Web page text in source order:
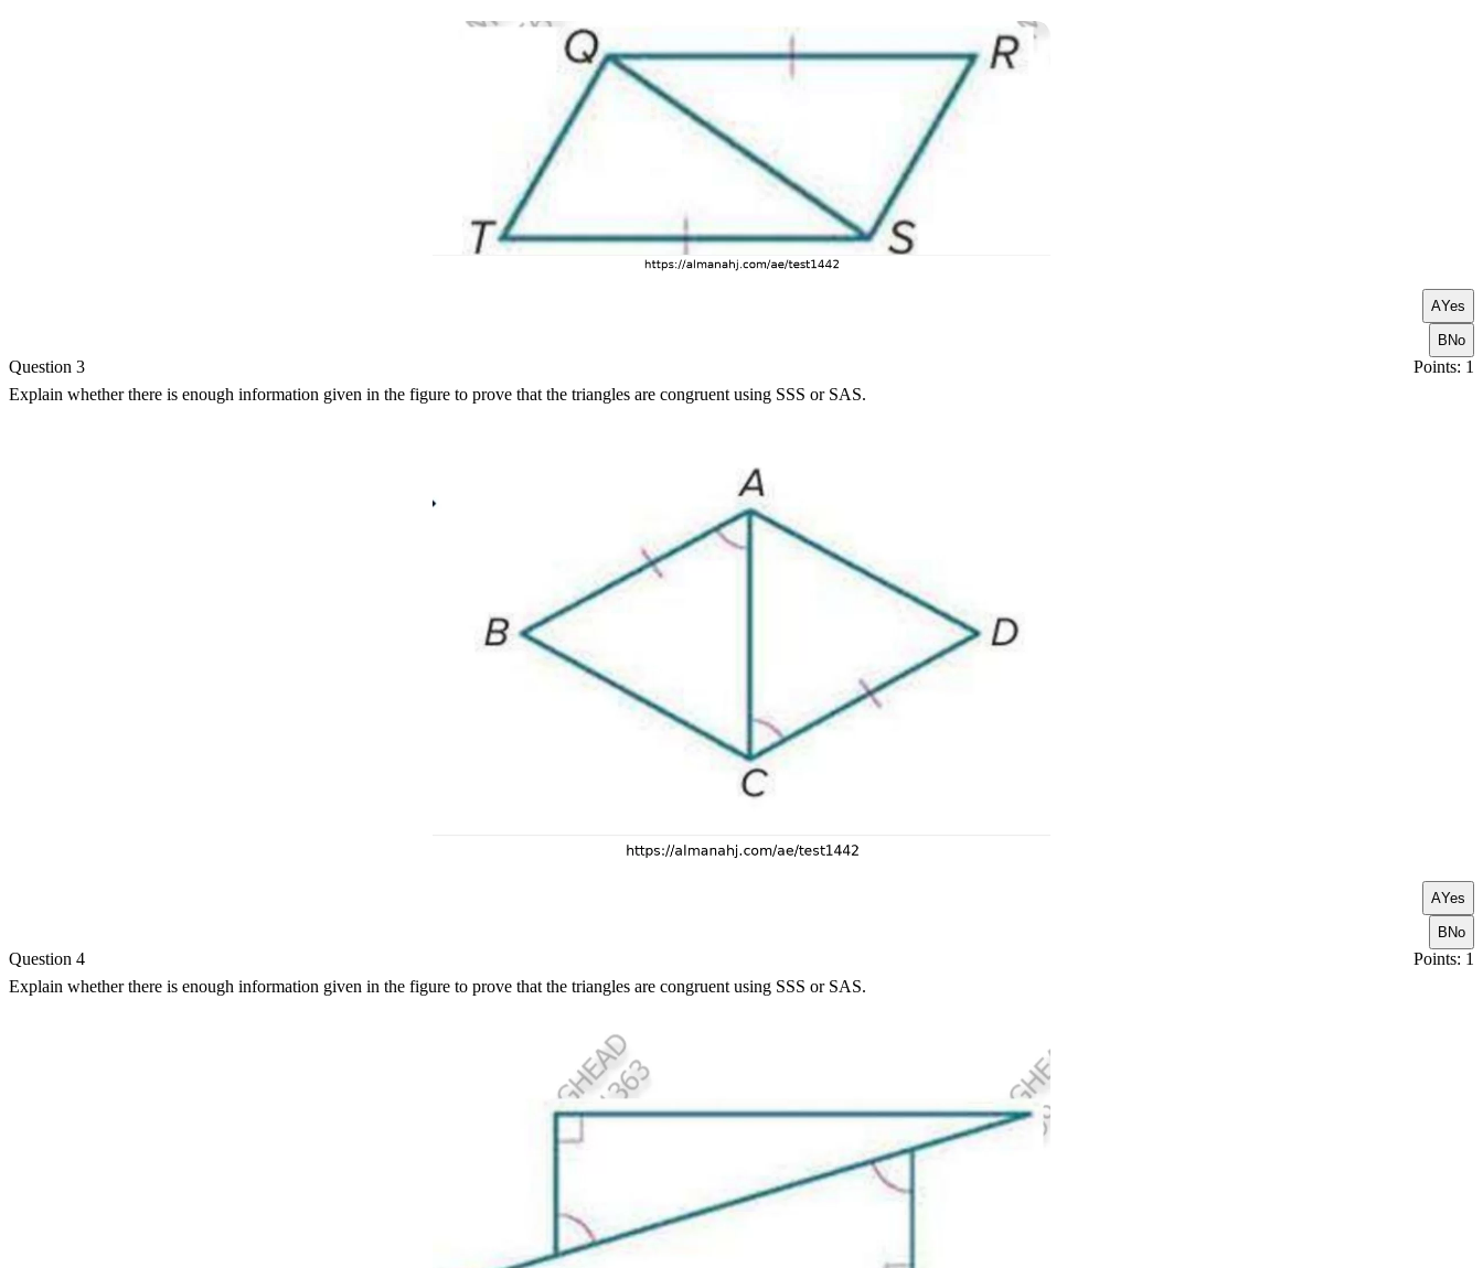
AYes
B No
Question 3
Points: 1
Explain whether there is enough information given in the figure to prove that the triangles are congruent using SSS or SAS.
AYes
BNo
Question 4
Points: 1
Explain whether there is enough information given in the figure to prove that the triangles are congruent using SSS or SAS.